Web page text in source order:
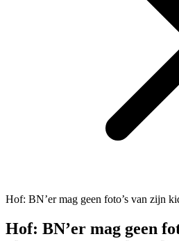
Hof: BN’er mag geen foto’s van zijn
Hof: BN’er mag geen